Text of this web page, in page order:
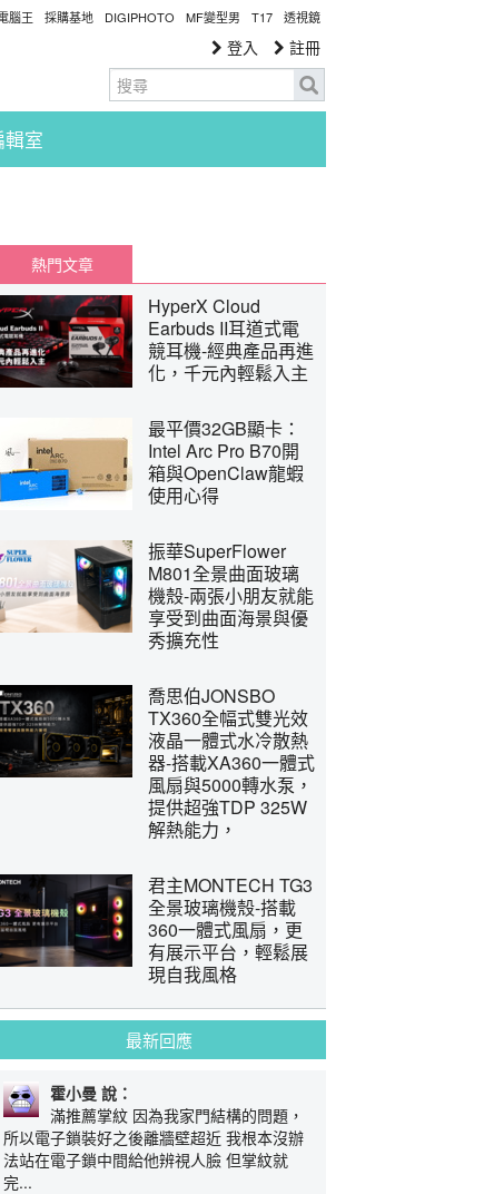
腦王 採購基地 DIGIPHOTO MF變型男 T17 透視鏡
登入 註冊
輯室
熱門文章
HyperX Cloud
Earbuds II耳道式電
競耳機-經典產品再進
化，千元內輕鬆入主
最平價32GB顯卡：
Intel Arc Pro B70開
箱與OpenClaw龍蝦
使用心得
振華SuperFlower
M801全景曲面玻璃
機殼-兩張小朋友就能
享受到曲面海景與優
秀擴充性
喬思伯JONSBO
TX360全幅式雙光效
液晶一體式水冷散熱
器-搭載XA360一體式
風扇與5000轉水泵，
提供超強TDP 325W
解熱能力，
君主MONTECH TG3
全景玻璃機殼-搭載
360一體式風扇，更
有展示平台，輕鬆展
現自我風格
最新回應
霍小曼 說：
滿推薦掌紋 因為我家門結構的問題，
所以電子鎖裝好之後離牆壁超近 我根本沒辦
法站在電子鎖中間給他辨視人臉 但掌紋就
完...